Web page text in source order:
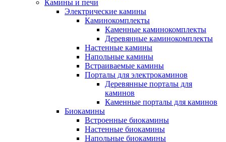
Камины и печи
Электрические камины
Каминокомплекты
Каменные каминокомплекты
Деревянные каминокомплекты
Настенные камины
Напольные камины
Встраиваемые камины
Порталы для электрокаминов
Деревянные порталы для
каминов
Каменные порталы для каминов
Биокамины
Встроенные биокамины
Настенные биокамины
Напольные биокамины